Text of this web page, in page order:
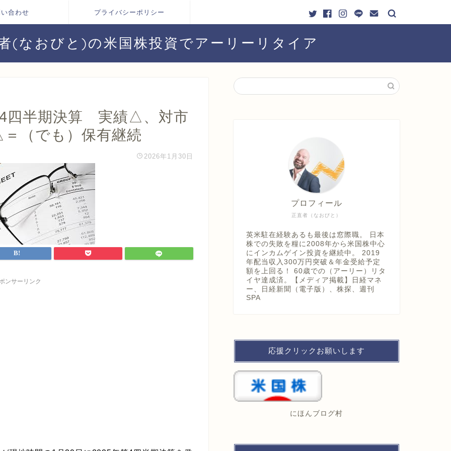
合わせ プライバシーポリシー
(なおびと)の米国株投資でアーリーリタイア
四半期決算 実績△、対市
（でも）保有継続
2026年1月30日
ンサーリンク
正直者（なおびと）
プロフィール
英米駐在経験あるも最後は窓際職。 日本
株での失敗を糧に2008年から米国株中心
にインカムゲイン投資を継続中。 2019
年配当収入300万円突破＆年金受給予定
額を上回る！ 60歳での（アーリー）リタ
イヤ達成済。【メディア掲載】日経マネ
ー、日経新聞（電子版）、株探、週刊
SPA
応援クリックお願いします
にほんブログ村